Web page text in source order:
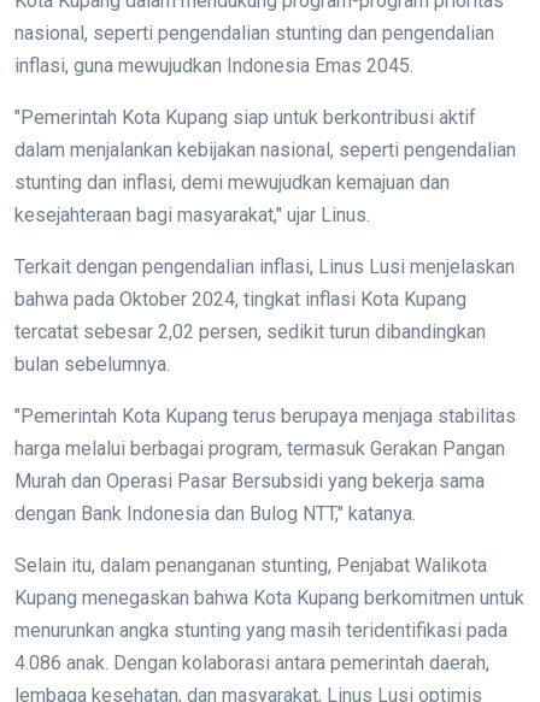
nasional, seperti pengendalian stunting dan pengendalian
inflasi, guna mewujudkan Indonesia Emas 2045.
"Pemerintah Kota Kupang siap untuk berkontribusi aktif
dalam menjalankan kebijakan nasional, seperti pengendalian
stunting dan inflasi, demi mewujudkan kemajuan dan
kesejahteraan bagi masyarakat," ujar Linus.
Terkait dengan pengendalian inflasi, Linus Lusi menjelaskan
bahwa pada Oktober 2024, tingkat inflasi Kota Kupang
tercatat sebesar 2,02 persen, sedikit turun dibandingkan
bulan sebelumnya.
"Pemerintah Kota Kupang terus berupaya menjaga stabilitas
harga melalui berbagai program, termasuk Gerakan Pangan
Murah dan Operasi Pasar Bersubsidi yang bekerja sama
dengan Bank Indonesia dan Bulog NTT," katanya.
Selain itu, dalam penanganan stunting, Penjabat Walikota
Kupang menegaskan bahwa Kota Kupang berkomitmen untuk
menurunkan angka stunting yang masih teridentifikasi pada
4.086 anak. Dengan kolaborasi antara pemerintah daerah,
lembaga kesehatan, dan masyarakat, Linus Lusi optimis